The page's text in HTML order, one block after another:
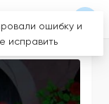
ошибку и
исправить